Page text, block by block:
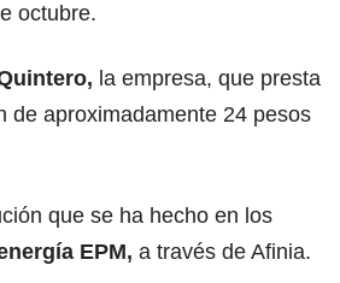
octubre.
la empresa, que presta
de aproximadamente 24 pesos
que se ha hecho en los
EPM, a través de Afinia.